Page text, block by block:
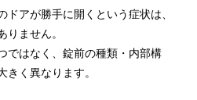
ドアが勝手に開くという症状は、
りません。
ではなく、錠前の種類・内部構
く異なります。